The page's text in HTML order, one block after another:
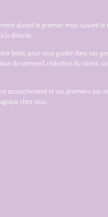
durant le premier mois suivant
la détente.
bébé, pour vous guider dans vos
du sommeil, réduction du stress,
accouchement et vos premiers
chez vous.